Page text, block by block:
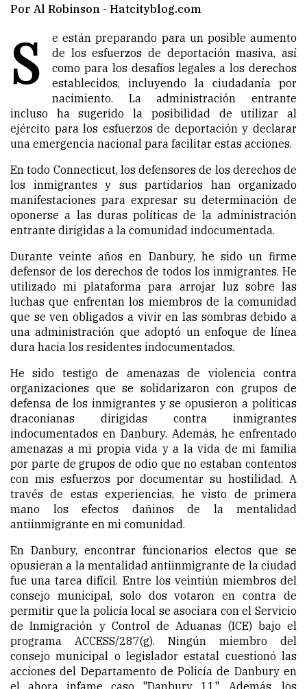
Por Al Robinson - Hatcityblog.com
S
e están preparando para un posible aumento
de los esfuerzos de deportación masiva, así
como para los desafíos legales a los derechos
establecidos, incluyendo la ciudadanía por
nacimiento. La administración entrante
incluso ha sugerido la posibilidad de utilizar al
ejército para los esfuerzos de deportación y declarar
una emergencia nacional para facilitar estas acciones.
En todo Connecticut, los defensores de los derechos de
los inmigrantes y sus partidarios han organizado
manifestaciones para expresar su determinación de
oponerse a las duras políticas de la administración
entrante dirigidas a la comunidad indocumentada.
Durante veinte años en Danbury, he sido un firme
defensor de los derechos de todos los inmigrantes. He
utilizado mi plataforma para arrojar luz sobre las
luchas que enfrentan los miembros de la comunidad
que se ven obligados a vivir en las sombras debido a
una administración que adoptó un enfoque de línea
dura hacia los residentes indocumentados.
He sido testigo de amenazas de violencia contra
organizaciones que se solidarizaron con grupos de
defensa de los inmigrantes y se opusieron a políticas
draconianas dirigidas contra inmigrantes
indocumentados en Danbury. Además, he enfrentado
amenazas a mi propia vida y a la vida de mi familia
por parte de grupos de odio que no estaban contentos
con mis esfuerzos por documentar su hostilidad. A
través de estas experiencias, he visto de primera
mano los efectos dañinos de la mentalidad
antiinmigrante en mi comunidad.
En Danbury, encontrar funcionarios electos que se
opusieran a la mentalidad antiinmigrante de la ciudad
fue una tarea difícil. Entre los veintiún miembros del
consejo municipal, solo dos votaron en contra de
permitir que la policía local se asociara con el Servicio
de Inmigración y Control de Aduanas (ICE) bajo el
programa ACCESS/287(g). Ningún miembro del
consejo municipal o legislador estatal cuestionó las
acciones del Departamento de Policía de Danbury en
el ahora infame caso "Danbury 11". Además, los